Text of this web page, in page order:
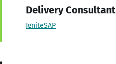
Delivery Consultant
IgniteSAP